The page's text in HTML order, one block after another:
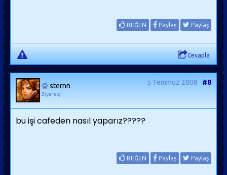
BEĞEN Paylaş Paylaş
Cevapla
sternn
Ziyaretçi
5 Temmuz 2008 #8
bu işi cafeden nasıl yaparız?????
BEĞEN Paylaş Paylaş